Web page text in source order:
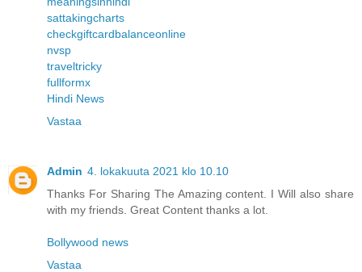
sattakingcharts
checkgiftcardbalanceonline
nvsp
traveltricky
fullformx
Hindi News
Vastaa
Admin 4. lokakuuta 2021 klo 10.10
Thanks For Sharing The Amazing content. I Will also share
with my friends. Great Content thanks a lot.
Bollywood news
Vastaa